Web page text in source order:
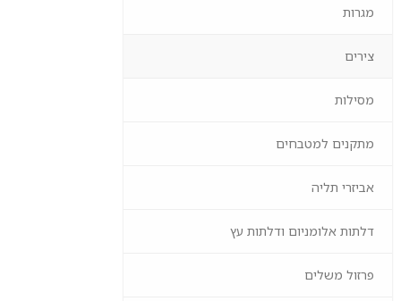
מגרות
צירים
מסילות
מתקנים למטבחים
אביזרי תליה
דלתות אלומניום ודלתות עץ
פרזול משלים